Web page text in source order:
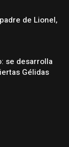
de Lionel,
se desarrolla
Gélidas